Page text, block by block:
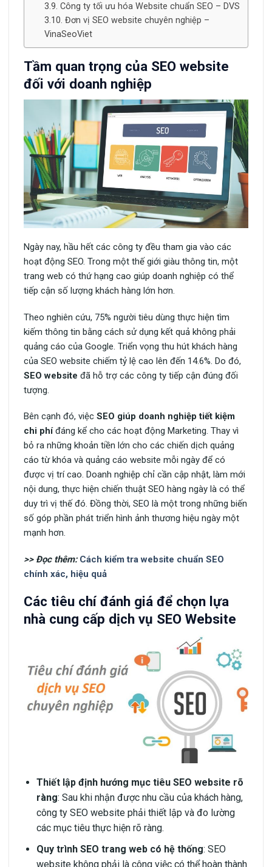
Công ty tối ưu hóa Website chuẩn SEO – DVS
Đơn vị SEO website chuyên nghiệp –
VinaSeoViet
Tầm quan trọng của SEO website
đối với doanh nghiệp
Ngày nay, hầu hết các công ty đều tham gia vào các
hoạt động SEO. Trong một thế giới giàu thông tin, một
trang web có thứ hạng cao giúp doanh nghiệp có thể
tiếp cận số lượng khách hàng lớn hơn.
Theo nghiên cứu, 75% người tiêu dùng thực hiện tìm
kiếm thông tin bằng cách sử dụng kết quả không phải
quảng cáo của Google. Triển vọng thu hút khách hàng
của SEO website chiếm tỷ lệ cao lên đến 14.6%. Do đó,
SEO website đã hỗ trợ các công ty tiếp cận đúng đối
tượng.
Bên cạnh đó, việc SEO giúp doanh nghiệp tiết kiệm
chi phíđáng kể cho các hoạt động Marketing. Thay vì
bỏ ra những khoản tiền lớn cho các chiến dịch quảng
cáo từ khóa và quảng cáo website mỗi ngày để có
được vị trí cao. Doanh nghiệp chỉ cần cập nhật, làm mới
nội dung, thực hiện chiến thuật SEO hàng ngày là có thể
duy trì vị thế đó. Đồng thời, SEO là một trong những biến
số góp phần phát triển hình ảnh thương hiệu ngày một
mạnh hơn.
>> Đọc thêm: Cách kiểm tra website chuẩn SEO
chính xác, hiệu quả
Các tiêu chí đánh giá để chọn lựa
nhà cung cấp dịch vụ SEO Website
Thiết lập định hướng mục tiêu SEO website rõ
ràng: Sau khi nhận được nhu cầu của khách hàng,
công ty SEO website phải thiết lập và đo lường
các mục tiêu thực hiện rõ ràng.
Quy trình SEO trang web có hệ thống: SEO
website không phải là công việc có thể hoàn thành